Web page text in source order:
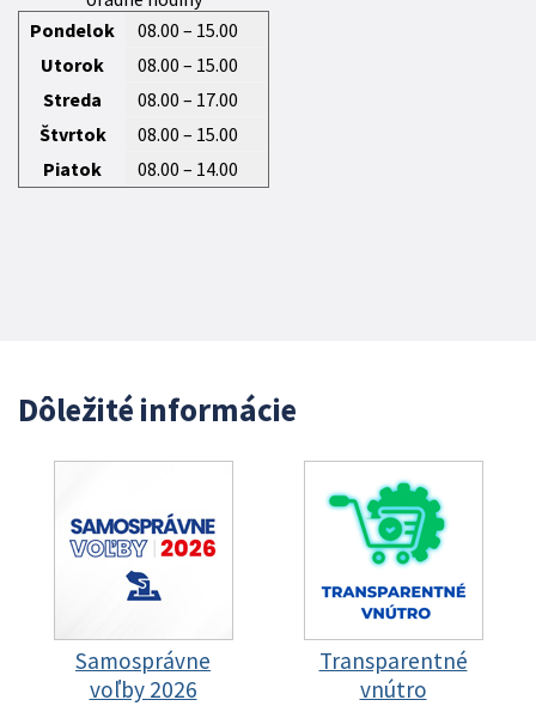
Pondelok
08.00 – 15.00
Utorok
08.00 – 15.00
Streda
08.00 – 17.00
Štvrtok
08.00 – 15.00
Piatok
08.00 – 14.00
Dôležité informácie
Samosprávne
voľby 2026
Transparentné
vnútro